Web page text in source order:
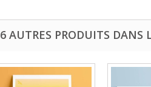
6 AUTRES PRODUITS DANS